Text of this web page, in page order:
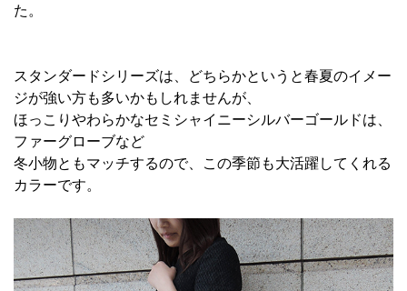
た。
スタンダードシリーズは、どちらかというと春夏のイメー
ジが強い方も多いかもしれませんが、
ほっこりやわらかなセミシャイニーシルバーゴールドは、
ファーグローブなど
冬小物ともマッチするので、この季節も大活躍してくれる
カラーです。